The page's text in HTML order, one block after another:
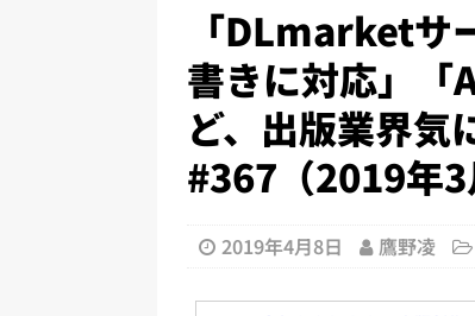
[ 2026年8月3日 ] 「講
務化」など、週刊出版
とめ＆コラム
[ 2026年8月2日 ] EU
日刊出版ニュースま
「DLmarketサ
書きに対応」
ど、出版業界気
#367（2019年3
2019年4月8日 鷹野凌